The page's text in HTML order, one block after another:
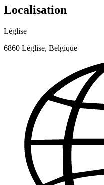
Localisation
Léglise
6860 Léglise, Belgique